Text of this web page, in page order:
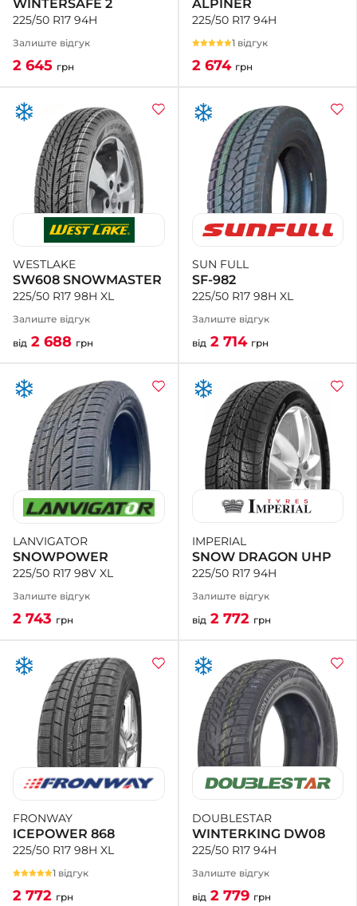
WINTERSAFE 2
225/50 R17 94H
Залиште відгук
2 645 грн
ALPINER
225/50 R17 94H
1 відгук
2 674 грн
WESTLAKE
SW608 SNOWMASTER
225/50 R17 98H XL
Залиште відгук
від 2 688 грн
SUN FULL
SF-982
225/50 R17 98H XL
Залиште відгук
від 2 714 грн
LANVIGATOR
SNOWPOWER
225/50 R17 98V XL
Залиште відгук
2 743 грн
IMPERIAL
SNOW DRAGON UHP
225/50 R17 94H
Залиште відгук
від 2 772 грн
FRONWAY
ICEPOWER 868
225/50 R17 98H XL
1 відгук
2 772 грн
DOUBLESTAR
WINTERKING DW08
225/50 R17 94H
Залиште відгук
від 2 779 грн